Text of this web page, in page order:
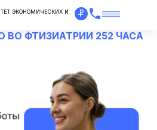
ЭКОНОМИЧЕСКИХ И
ВО ФТИЗИАТРИИ 252 ЧАСА